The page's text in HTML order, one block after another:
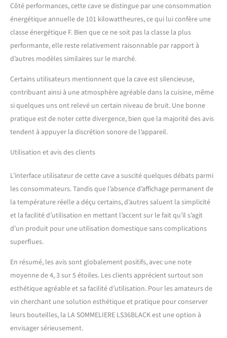
Côté performances, cette cave se distingue par une consommation
énergétique annuelle de 101 kilowattheures, ce qui lui confère une
classe énergétique F. Bien que ce ne soit pas la classe la plus
performante, elle reste relativement raisonnable par rapport à
d’autres modèles similaires sur le marché.
Certains utilisateurs mentionnent que la cave est silencieuse,
contribuant ainsi à une atmosphère agréable dans la cuisine, même
si quelques uns ont relevé un certain niveau de bruit. Une bonne
pratique est de noter cette divergence, bien que la majorité des avis
tendent à appuyer la discrétion sonore de l’appareil.
Utilisation et avis des clients
L’interface utilisateur de cette cave a suscité quelques débats parmi
les consommateurs. Tandis que l’absence d’affichage permanent de
la température réelle a déçu certains, d’autres saluent la simplicité
et la facilité d’utilisation en mettant l’accent sur le fait qu’il s’agit
d’un produit pour une utilisation domestique sans complications
superflues.
En résumé, les avis sont globalement positifs, avec une note
moyenne de 4, 3 sur 5 étoiles. Les clients apprécient surtout son
esthétique agréable et sa facilité d’utilisation. Pour les amateurs de
vin cherchant une solution esthétique et pratique pour conserver
leurs bouteilles, la LA SOMMELIERE LS36BLACK est une option à
envisager sérieusement.